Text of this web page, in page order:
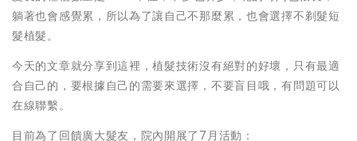
躺著也會感覺累，所以為了讓自己不那麼累，也會選擇不剃髮短
髮植髮。
今天的文章就分享到這裡，植髮技術沒有絕對的好壞，只有最適
合自己的，要根據自己的需要來選擇，不要盲目哦，有問題可以
在線聯繫。
目前為了回饋廣大髮友，院內開展了7月活動：